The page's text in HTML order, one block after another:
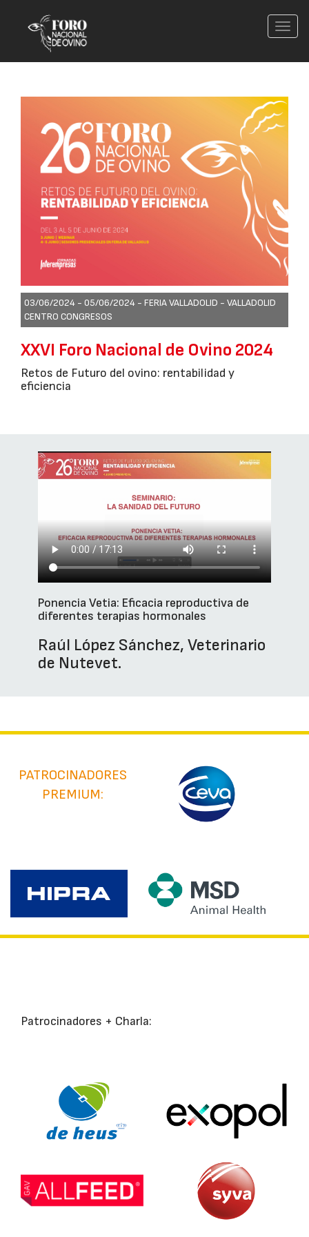
03/06/2024 - 05/06/2024 - FERIA VALLADOLID - VALLADOLID
CENTRO CONGRESOS
XXVI Foro Nacional de Ovino 2024
Retos de Futuro del ovino: rentabilidad y
eficiencia
Ponencia Vetia: Eficacia reproductiva de
diferentes terapias hormonales
Raúl López Sánchez, Veterinario
de Nutevet.
PATROCINADORES
PREMIUM:
Patrocinadores + Charla: